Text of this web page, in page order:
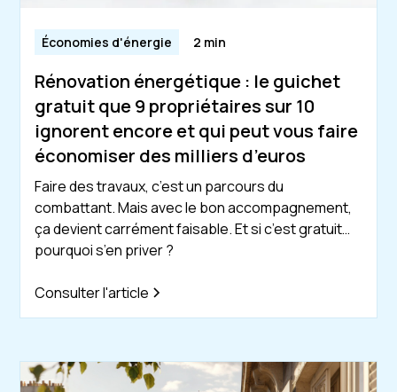
Économies d'énergie 2 min
Rénovation énergétique : le guichet
gratuit que 9 propriétaires sur 10
ignorent encore et qui peut vous faire
économiser des milliers d’euros
Faire des travaux, c’est un parcours du
combattant. Mais avec le bon accompagnement,
ça devient carrément faisable. Et si c’est gratuit…
pourquoi s’en priver ?
Consulter l'article